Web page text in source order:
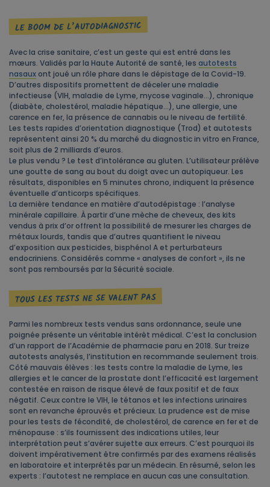
LE BOOM DE L’AUTODIAGNOSTIC
Avec la crise sanitaire, c’est un geste qui est entré dans les
mœurs. Validés par la Haute Autorité de santé, les autotests
nasauxont joué un rôle phare dans le dépistage de la Covid-19.
D’autres dispositifs promettent de déceler une maladie
infectieuse (VIH, maladie de Lyme, mycose vaginale…), chronique
(diabète, cholestérol, maladie hépatique…), une allergie, une
carence en fer, la présence de cannabis ou le niveau de fertilité.
Les tests rapides d’orientation diagnostique (Trod) et autotests
représentent ainsi 20 % du marché du diagnostic in vitro en France,
soit plus de 2 milliards d’euros.
Le plus vendu ? Le test d’intolérance au gluten. L’utilisateur prélève
une goutte de sang au bout du doigt avec un autopiqueur. Les
résultats, disponibles en 5 minutes chrono, indiquent la présence
éventuelle d’anticorps spécifiques.
La dernière tendance en matière d’autodépistage : l’analyse
minérale capillaire. À partir d’une mèche de cheveux, des kits
vendus à prix d’or offrent la possibilité de mesurer les charges de
métaux lourds, tandis que d’autres quantifient le niveau
d’exposition aux pesticides, bisphénol A et perturbateurs
endocriniens. Considérés comme « analyses de confort », ils ne
sont pas remboursés par la Sécurité sociale.
TOUS LES TESTS NE SE VALENT PAS
Parmi les nombreux tests vendus sans ordonnance, seule une
poignée présente un véritable intérêt médical. C’est la conclusion
d’un rapport de l’Académie de pharmacie paru en 2018. Sur treize
autotests analysés, l’institution en recommande seulement trois.
Côté mauvais élèves : les tests contre la maladie de Lyme, les
allergies et le cancer de la prostate dont l’efficacité est largement
contestée en raison de risque élevé de faux positif et de faux
négatif. Ceux contre le VIH, le tétanos et les infections urinaires
sont en revanche éprouvés et précieux. La prudence est de mise
pour les tests de fécondité, de cholestérol, de carence en fer et de
ménopause : s’ils fournissent des indications utiles, leur
interprétation peut s’avérer sujette aux erreurs. C’est pourquoi ils
doivent impérativement être confirmés par des examens réalisés
en laboratoire et interprétés par un médecin. En résumé, selon les
experts : l’autotest ne remplace en aucun cas une consultation.